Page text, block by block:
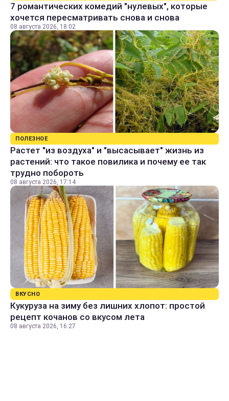
7 романтических комедий "нулевых", которые
хочется пересматривать снова и снова
08 августа 2026, 18:02
ПОЛЕЗНОЕ
Растет "из воздуха" и "высасывает" жизнь из
растений: что такое повилика и почему ее так
трудно побороть
08 августа 2026, 17:14
ВКУСНО
Кукуруза на зиму без лишних хлопот: простой
рецепт кочанов со вкусом лета
08 августа 2026, 16:27